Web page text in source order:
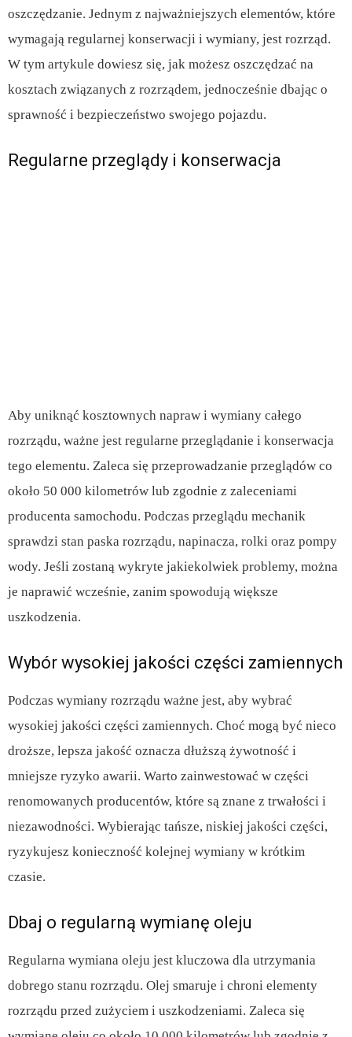
oszczędzanie. Jednym z najważniejszych elementów, które
wymagają regularnej konserwacji i wymiany, jest rozrząd.
W tym artykule dowiesz się, jak możesz oszczędzać na
kosztach związanych z rozrządem, jednocześnie dbając o
sprawność i bezpieczeństwo swojego pojazdu.
Regularne przeglądy i konserwacja
Aby uniknąć kosztownych napraw i wymiany całego
rozrządu, ważne jest regularne przeglądanie i konserwacja
tego elementu. Zaleca się przeprowadzanie przeglądów co
około 50 000 kilometrów lub zgodnie z zaleceniami
producenta samochodu. Podczas przeglądu mechanik
sprawdzi stan paska rozrządu, napinacza, rolki oraz pompy
wody. Jeśli zostaną wykryte jakiekolwiek problemy, można
je naprawić wcześnie, zanim spowodują większe
uszkodzenia.
Wybór wysokiej jakości części zamiennych
Podczas wymiany rozrządu ważne jest, aby wybrać
wysokiej jakości części zamiennych. Choć mogą być nieco
droższe, lepsza jakość oznacza dłuższą żywotność i
mniejsze ryzyko awarii. Warto zainwestować w części
renomowanych producentów, które są znane z trwałości i
niezawodności. Wybierając tańsze, niskiej jakości części,
ryzykujesz konieczność kolejnej wymiany w krótkim
czasie.
Dbaj o regularną wymianę oleju
Regularna wymiana oleju jest kluczowa dla utrzymania
dobrego stanu rozrządu. Olej smaruje i chroni elementy
rozrządu przed zużyciem i uszkodzeniami. Zaleca się